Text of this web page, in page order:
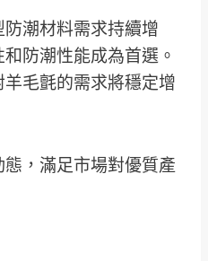
潮材料需求持續增
防潮性能成為首選。
毛氈的需求將穩定增
，滿足市場對優質產